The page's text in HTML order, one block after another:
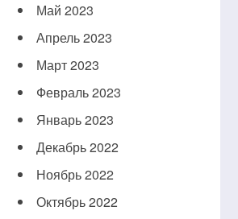
Май 2023
Апрель 2023
Март 2023
Февраль 2023
Январь 2023
Декабрь 2022
Ноябрь 2022
Октябрь 2022